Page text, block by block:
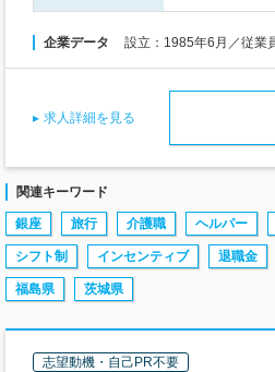
企業データ 設立：1985年6月／従業
求人詳細を見る
関連キーワード
銀座 旅行 介護職 ヘルパー
シフト制 インセンティブ 退職金
福島県 茨城県
志望動機・自己PR不要